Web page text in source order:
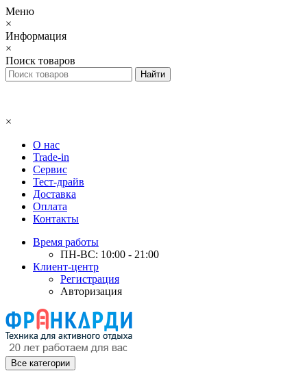
Меню
×
Информация
×
Поиск товаров
×
О нас
Trade-in
Сервис
Тест-драйв
Доставка
Оплата
Контакты
Время работы
ПН-ВС: 10:00 - 21:00
Клиент-центр
Регистрация
Авторизация
Все категории